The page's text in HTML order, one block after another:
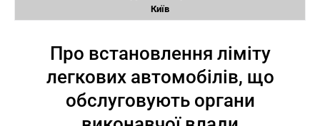
Київ
Про встановлення ліміту
легкових автомобілів, що
обслуговують органи